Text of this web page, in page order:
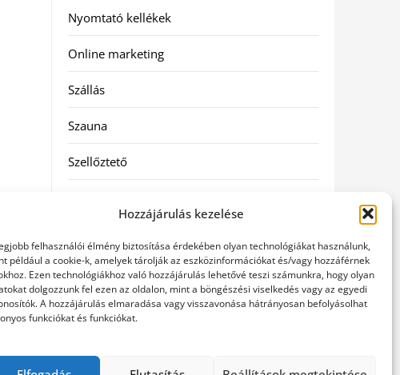
Hozzájárulás kezelése
felhasználói élmény biztosítása érdekében olyan technológiákat használunk,
például a cookie-k, amelyek tárolják az eszközinformációkat és/vagy hozzáférnek
Ezen technológiákhoz való hozzájárulás lehetővé teszi számunkra, hogy olyan
dolgozzunk fel ezen az oldalon, mint a böngészési viselkedés vagy az egyedi
A hozzájárulás elmaradása vagy visszavonása hátrányosan befolyásolhat
funkciókat és funkciókat.
Nyomtató kellékek
Online marketing
Szállás
Szauna
Szellőztető
Utazás
Vásárlás